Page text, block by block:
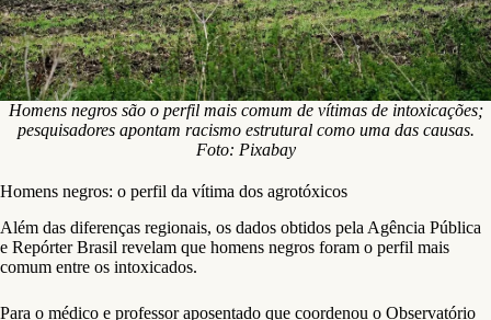
Homens negros são o perfil mais comum de vítimas de intoxicações;
pesquisadores apontam racismo estrutural como uma das causas.
Foto: Pixabay
Homens negros: o perfil da vítima dos agrotóxicos
Além das diferenças regionais, os dados obtidos pela Agência Pública
e Repórter Brasil revelam que homens negros foram o perfil mais
comum entre os intoxicados.
Para o médico e professor aposentado que coordenou o Observatório